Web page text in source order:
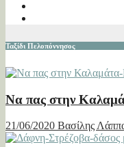
Ταξίδι Πελοπόννησος
Να πας στην
21/06/2020 Βασίλης